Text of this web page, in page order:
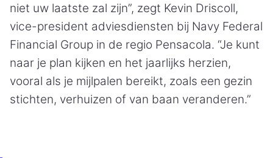
niet uw laatste zal zijn”, zegt Kevin Driscoll,
vice-president adviesdiensten bij Navy Federal
Financial Group in de regio Pensacola. “Je kunt
naar je plan kijken en het jaarlijks herzien,
vooral als je mijlpalen bereikt, zoals een gezin
stichten, verhuizen of van baan veranderen.”